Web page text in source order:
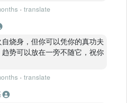
· translate
烧身，但你可以凭你的真功夫
势可以放在一旁不随它，祝你
· translate